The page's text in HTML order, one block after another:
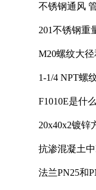
不锈钢通风
201不锈钢重
M20螺纹大
1-1/4 NPT螺
F1010E是什
20x40x2镀锌
抗渗混凝土
法兰PN25和